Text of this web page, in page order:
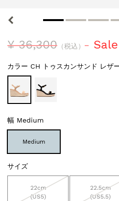
¥ 36,300 （税込） Sale
カラー CH トゥスカンサンド レザ
幅 Medium
Medium
サイズ
22cm
(US5)
22.5cm
(US5.5)